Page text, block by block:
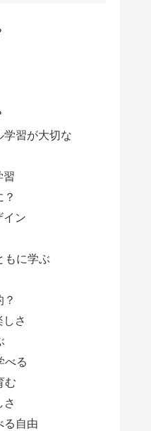
学習が大切な
習
イン
もに学ぶ
さ
べる
む
さ
る自由